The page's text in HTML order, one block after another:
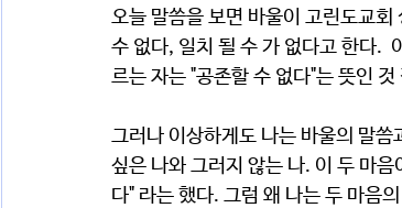
오늘 말씀을 보면 바울이 고린도교
수 없다, 일치 될 수 가 없다고 한다.
르는 자는 "공존할 수 없다"는 뜻인 것
그러나 이상하게도 나는 바울의 말
싶은 나와 그러지 않는 나. 이 두 마
다" 라는 했다. 그럼 왜 나는 두 마음